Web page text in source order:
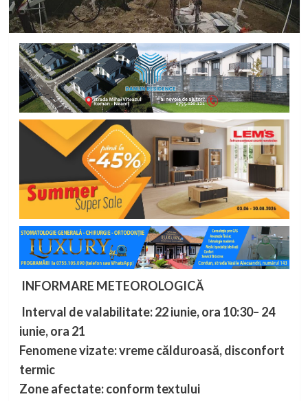
INFORMARE METEOROLOGICĂ
Interval de valabilitate: 22 iunie, ora 10:30– 24
iunie, ora 21
Fenomene vizate: vreme călduroasă, disconfort
termic
Zone afectate: conform textului